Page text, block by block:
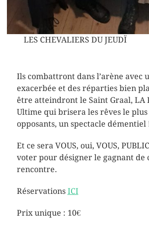
LES CHEVALIERS DU JEUDÏ
Ils combattront dans l’arène avec
exacerbée et des réparties bien
être atteindront le Saint Graal, LA
Ultime qui brisera les rêves le plus
opposants, un spectacle démentiel
Et ce sera VOUS, oui, VOUS,
voter pour désigner le gagnant de
rencontre.
Réservations ICI
Prix unique : 10€